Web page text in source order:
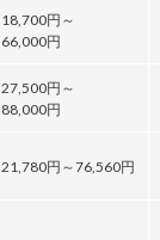
18,700円～
66,000円
27,500円～
88,000円
21,780円～76,560円